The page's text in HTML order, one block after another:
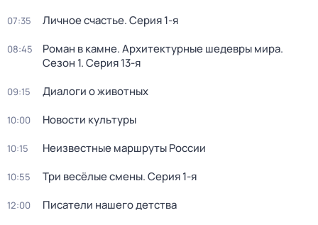
07:35 Личное счастье. Серия 1-я
08:45 Роман в камне. Архитектурные шедевры мира.
Сезон 1. Серия 13-я
09:15 Диалоги о животных
10:00 Новости культуры
10:15 Неизвестные маршруты России
10:55 Три весёлые смены. Серия 1-я
12:00 Писатели нашего детства